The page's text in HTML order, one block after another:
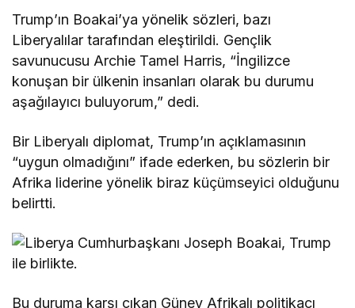
Trump’ın Boakai’ya yönelik sözleri, bazı
Liberyalılar tarafından eleştirildi. Gençlik
savunucusu Archie Tamel Harris, “İngilizce
konuşan bir ülkenin insanları olarak bu durumu
aşağılayıcı buluyorum,” dedi.
Bir Liberyalı diplomat, Trump’ın açıklamasının
“uygun olmadığını” ifade ederken, bu sözlerin bir
Afrika liderine yönelik biraz küçümseyici olduğunu
belirtti.
Bu duruma karşı çıkan Güney Afrikalı politikacı